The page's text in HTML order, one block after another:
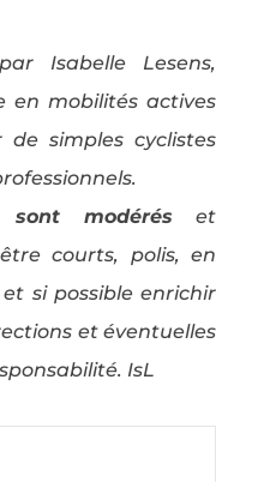
Isabelle Lesens,
en mobilités actives
simples cyclistes
sont modéréset
courts, polis, en
si possible enrichir
et éventuelles
IsL